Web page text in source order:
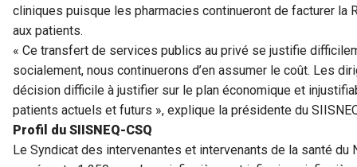
cliniques puisque les pharmacies continueront de facturer la
aux patients.
« Ce transfert de services publics au privé se justifie
socialement, nous continuerons d’en assumer le coût. Les
décision difficile à justifier sur le plan économique et
patients actuels et futurs », explique la présidente du
Profil du SIISNEQ-CSQ
Le Syndicat des intervenantes et intervenants de la santé du